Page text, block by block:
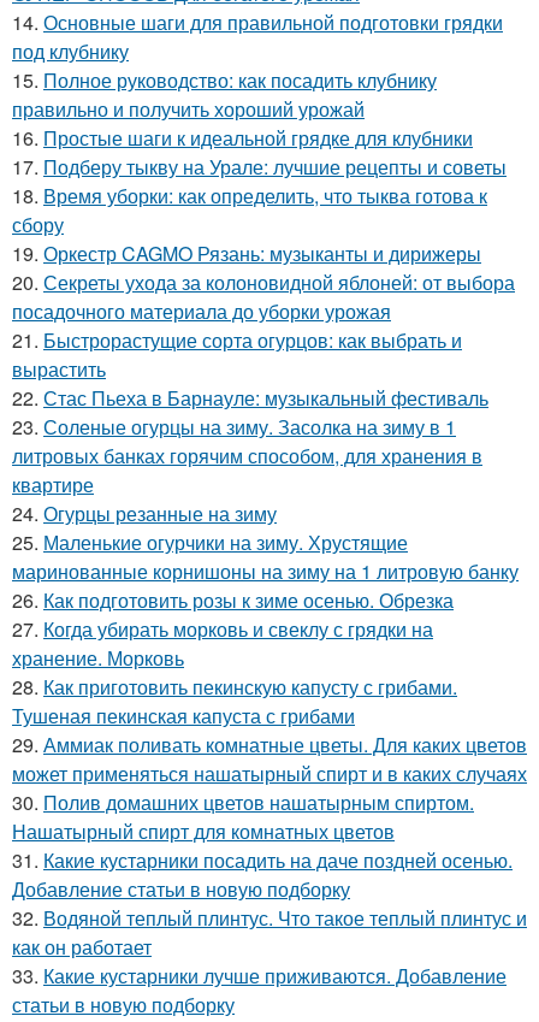
14. Основные шаги для правильной подготовки грядки
под клубнику
15. Полное руководство: как посадить клубнику
правильно и получить хороший урожай
16. Простые шаги к идеальной грядке для клубники
17. Подберу тыкву на Урале: лучшие рецепты и советы
18. Время уборки: как определить, что тыква готова к
сбору
19. Оркестр CAGMO Рязань: музыканты и дирижеры
20. Секреты ухода за колоновидной яблоней: от выбора
посадочного материала до уборки урожая
21. Быстрорастущие сорта огурцов: как выбрать и
вырастить
22. Стас Пьеха в Барнауле: музыкальный фестиваль
23. Соленые огурцы на зиму. Засолка на зиму в 1
литровых банках горячим способом, для хранения в
квартире
24. Огурцы резанные на зиму
25. Маленькие огурчики на зиму. Хрустящие
маринованные корнишоны на зиму на 1 литровую банку
26. Как подготовить розы к зиме осенью. Обрезка
27. Когда убирать морковь и свеклу с грядки на
хранение. Морковь
28. Как приготовить пекинскую капусту с грибами.
Тушеная пекинская капуста с грибами
29. Аммиак поливать комнатные цветы. Для каких цветов
может применяться нашатырный спирт и в каких случаях
30. Полив домашних цветов нашатырным спиртом.
Нашатырный спирт для комнатных цветов
31. Какие кустарники посадить на даче поздней осенью.
Добавление статьи в новую подборку
32. Водяной теплый плинтус. Что такое теплый плинтус и
как он работает
33. Какие кустарники лучше приживаются. Добавление
статьи в новую подборку